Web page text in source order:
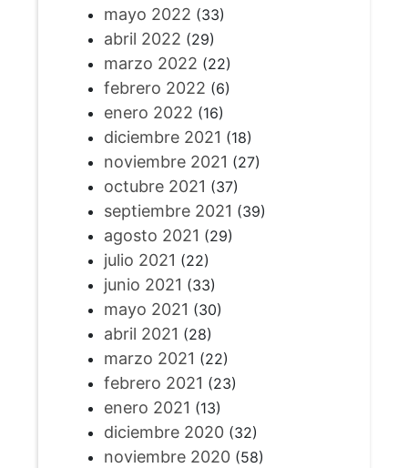
mayo 2022 (33)
abril 2022 (29)
marzo 2022 (22)
febrero 2022 (6)
enero 2022 (16)
diciembre 2021 (18)
noviembre 2021 (27)
octubre 2021 (37)
septiembre 2021 (39)
agosto 2021 (29)
julio 2021 (22)
junio 2021 (33)
mayo 2021 (30)
abril 2021 (28)
marzo 2021 (22)
febrero 2021 (23)
enero 2021 (13)
diciembre 2020(32)
noviembre 2020(58)